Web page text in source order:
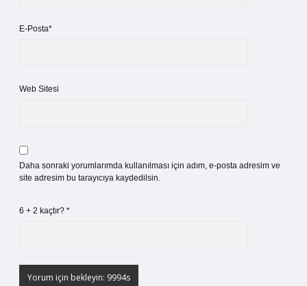
E-Posta*
Web Sitesi
Daha sonraki yorumlarımda kullanılması için adım, e-posta adresim ve
site adresim bu tarayıcıya kaydedilsin.
6 + 2 kaçtır? *